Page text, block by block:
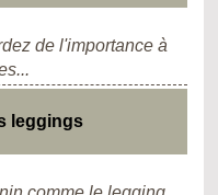
de l'importance à
leggings